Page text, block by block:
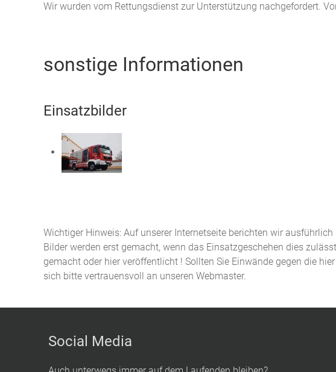
Wir wurden vom Rettungsdienst zur Unterstützung nachgefordert.
sonstige Informationen
Einsatzbilder
Wichtiger Hinweis: Auf unserer Internetseite berichten wir
Bilder werden erst gemacht, wenn das Einsatzgeschehen dies
gemacht oder hier veröffentlicht ! Sollten Sie Einwände gegen die
sich bitte vertrauensvoll an unseren Webmaster.
Social Media